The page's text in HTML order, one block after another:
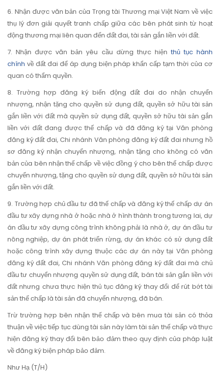
6. Nhận được văn bản của Trọng tài Thương mại Việt Nam về việc
thụ lý đơn giải quyết tranh chấp giữa các bên phát sinh từ hoạt
động thương mại liên quan đến đất đai, tài sản gắn liền với đất.
7. Nhận được văn bản yêu cầu dừng thực hiện thủ tục hành
chính về đất đai để áp dụng biện pháp khẩn cấp tạm thời của cơ
quan có thẩm quyền.
8. Trường hợp đăng ký biến động đất đai do nhận chuyển
nhượng, nhận tặng cho quyền sử dụng đất, quyền sở hữu tài sản
gắn liền với đất mà quyền sử dụng đất, quyền sở hữu tài sản gắn
liền với đất đang được thế chấp và đã đăng ký tại Văn phòng
đăng ký đất đai, Chi nhánh Văn phòng đăng ký đất đai nhưng hồ
sơ đăng ký nhận chuyển nhượng, nhận tặng cho không có văn
bản của bên nhận thế chấp về việc đồng ý cho bên thế chấp được
chuyển nhượng, tặng cho quyền sử dụng đất, quyền sở hữu tài sản
gắn liền với đất.
9. Trường hợp chủ đầu tư đã thế chấp và đăng ký thế chấp dự án
đầu tư xây dựng nhà ở hoặc nhà ở hình thành trong tương lai, dự
án đầu tư xây dựng công trình không phải là nhà ở, dự án đầu tư
nông nghiệp, dự án phát triển rừng, dự án khác có sử dụng đất
hoặc công trình xây dựng thuộc các dự án này tại Văn phòng
đăng ký đất đai, Chi nhánh Văn phòng đăng ký đất đai mà chủ
đầu tư chuyển nhượng quyền sử dụng đất, bán tài sản gắn liền với
đất nhưng chưa thực hiện thủ tục đăng ký thay đổi để rút bớt tài
sản thế chấp là tài sản đã chuyển nhượng, đã bán.
Trừ trường hợp bên nhận thế chấp và bên mua tài sản có thỏa
thuận về việc tiếp tục dùng tài sản này làm tài sản thế chấp và thực
hiện đăng ký thay đổi bên bảo đảm theo quy định của pháp luật
về đăng ký biện pháp bảo đảm.
Như Hạ (T/H)